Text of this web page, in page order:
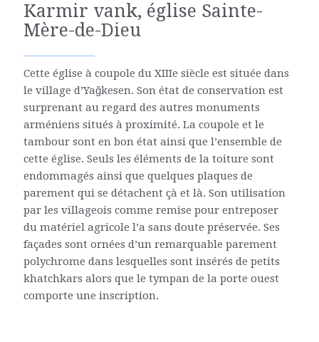
Karmir vank, église Sainte-
Mère-de-Dieu
Cette église à coupole du XIIIe siècle est située dans
le village d’Yağkesen. Son état de conservation est
surprenant au regard des autres monuments
arméniens situés à proximité. La coupole et le
tambour sont en bon état ainsi que l’ensemble de
cette église. Seuls les éléments de la toiture sont
endommagés ainsi que quelques plaques de
parement qui se détachent çà et là. Son utilisation
par les villageois comme remise pour entreposer
du matériel agricole l’a sans doute préservée. Ses
façades sont ornées d’un remarquable parement
polychrome dans lesquelles sont insérés de petits
khatchkars alors que le tympan de la porte ouest
comporte une inscription.